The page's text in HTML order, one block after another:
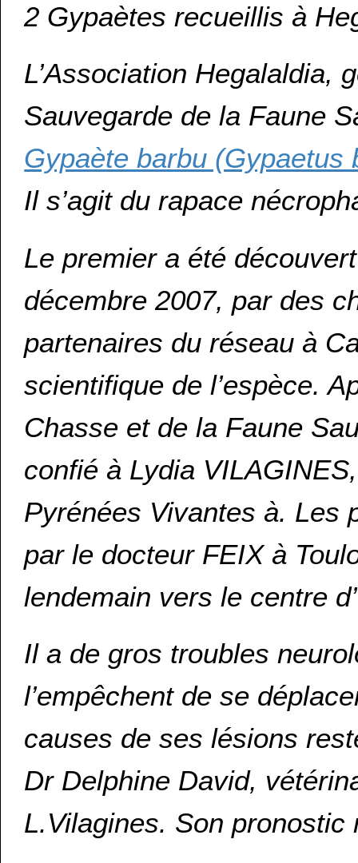
2 Gypaètes recueillis à
L’Association Hegalaldia,
Sauvegarde de la Faune
Gypaète barbu
Il s’agit du rapace
Le premier a été
décembre 2007, par des
partenaires du réseau à
scientifique de l’espèce.
Chasse et de la Faune
confié à Lydia
Pyrénées Vivantes à. Les
par le docteur FEIX à
lendemain vers le centre
Il a de gros troubles
l’empêchent de se
causes de ses lésions
Dr Delphine David,
L.Vilagines. Son pronostic